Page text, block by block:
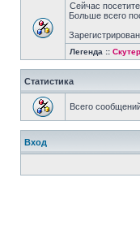
Сейчас
Больше всего
Легенда ::
Статистика
Всего
Вход